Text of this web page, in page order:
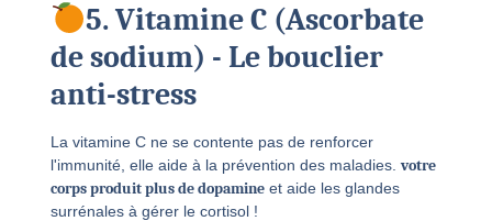
5. Vitamine C (Ascorbate
de sodium) - Le bouclier
anti-stress
La vitamine C ne se contente pas de renforcer
l'immunité, elle aide à la prévention des maladies.votre
corps produit plus de dopamineet aide les glandes
surrénales à gérer le cortisol !